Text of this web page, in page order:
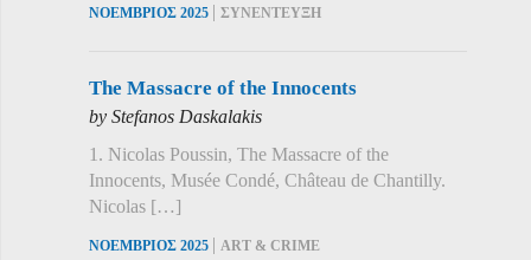
ΝΟΕΜΒΡΙΟΣ 2025 | ΣΥΝΕΝΤΕΥΞΗ
The Massacre of the Innocents
by Stefanos Daskalakis
1. Nicolas Poussin, The Massacre of the
Innocents, Musée Condé, Château de Chantilly.
Nicolas […]
ΝΟΕΜΒΡΙΟΣ 2025 | ART & CRIME